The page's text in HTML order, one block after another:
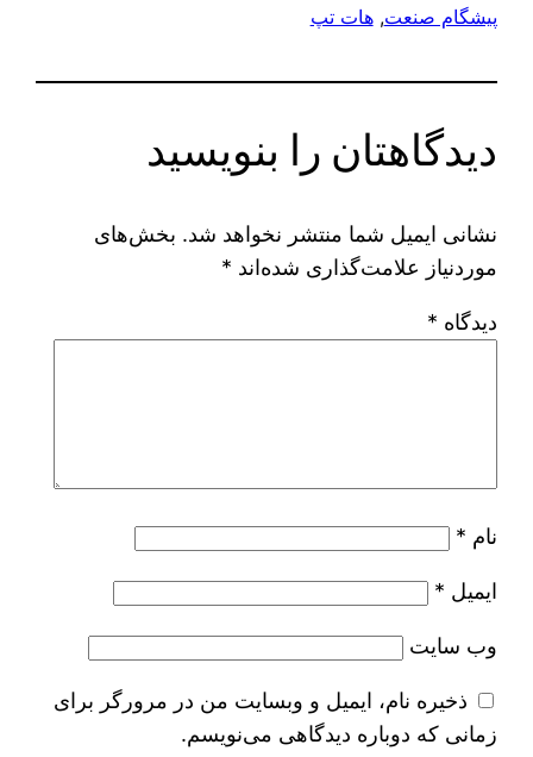
پیشگام صنعت, هات تپ
دیدگاهتان را بنویسید
نشانی ایمیل شما منتشر نخواهد شد. بخش‌های
موردنیاز علامت‌گذاری شده‌اند *
دیدگاه *
نام *
ایمیل *
وب‌ سایت
ذخیره نام، ایمیل و وبسایت من در مرورگر برای
زمانی که دوباره دیدگاهی می‌نویسم.